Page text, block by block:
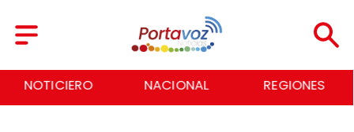
NOTICIERO NACIONAL REGIONES